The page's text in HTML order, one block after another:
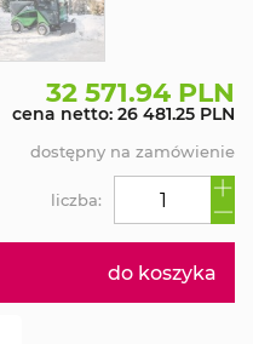
32 571.94 PLN
cena netto: 26 481.25 PLN
do koszyka
liczba:
dostępny na zamówienie